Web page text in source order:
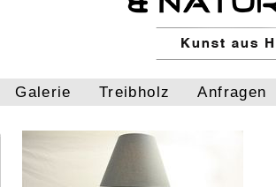
Galerie Treibholz Anfragen